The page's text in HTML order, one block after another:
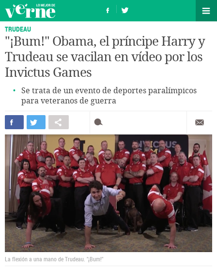
TRUDEAU
"¡Bum!" Obama, el príncipe Harry y
Trudeau se vacilan en vídeo por los
Invictus Games
Se trata de un evento de deportes paralímpicos
para veteranos de guerra
La flexión a una mano de Trudeau. "¡Bum!"